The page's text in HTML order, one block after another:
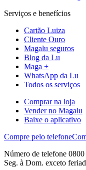
Serviços e benefícios
Cartão Luiza
Cliente Ouro
Magalu seguros
Blog da Lu
Maga +
WhatsApp da Lu
Todos os serviços
Comprar na loja
Vender no Magalu
Baixe o aplicativo
Compre pelo telefone
Número de telefone
Seg. à Dom. exceto